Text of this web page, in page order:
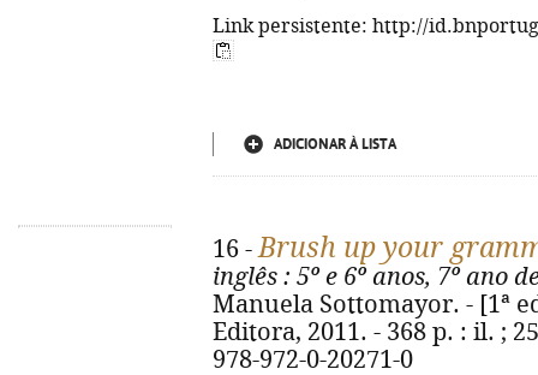
Link persistente: http://
ADICIONAR À LISTA
16 -Brush up your
inglês : 5º e 6º anos, 7º ano
Manuela Sottomayor. - [1ª
Editora, 2011. - 368 p. : il. ;
978-972-0-20271-0